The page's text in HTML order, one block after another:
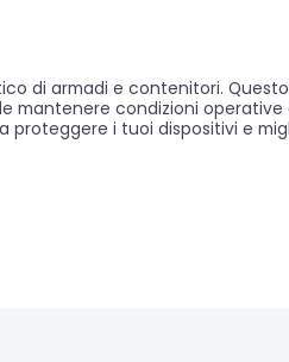
di armadi e contenitori.
condizioni
i tuoi dispositivi e